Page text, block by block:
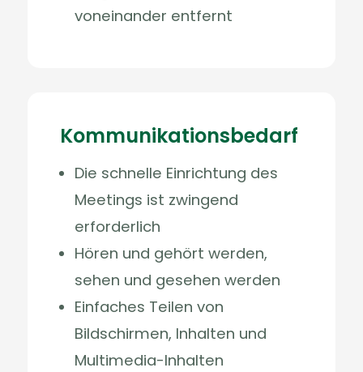
voneinander entfernt
Kommunikationsbedarf
Die schnelle Einrichtung des
Meetings ist zwingend
erforderlich
Hören und gehört werden,
sehen und gesehen werden
Einfaches Teilen von
Bildschirmen, Inhalten und
Multimedia-Inhalten